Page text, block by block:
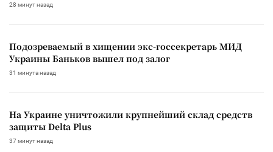
28 минут назад
Подозреваемый в хищении экс-госсекретарь МИД
Украины Баньков вышел под залог
31 минута назад
На Украине уничтожили крупнейший склад средств
защиты Delta Plus
37 минут назад